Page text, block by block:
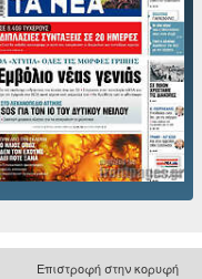
Επιστροφή στην κορυφή